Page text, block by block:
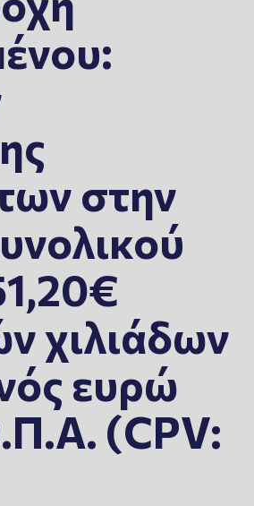
στην
χιλιάδων
ευρώ
(CPV: